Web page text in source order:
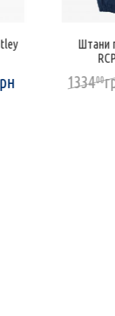
Штани
133400